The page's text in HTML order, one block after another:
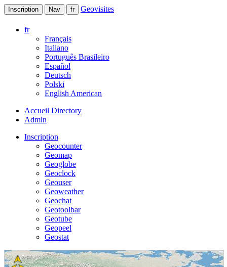
Inscription Nav fr Geovisites
fr
Français
Italiano
Português Brasileiro
Español
Deutsch
Polski
English American
Accueil Directory
Admin
Inscription
Geocounter
Geomap
Geoglobe
Geoclock
Geouser
Geoweather
Geochat
Geotoolbar
Geotube
Geopeel
Geostat